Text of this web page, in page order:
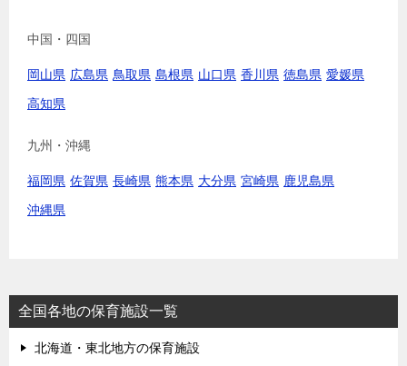
中国・四国
岡山県 広島県 鳥取県 島根県 山口県 香川県 徳島県 愛媛県
高知県
九州・沖縄
福岡県 佐賀県 長崎県 熊本県 大分県 宮崎県 鹿児島県
沖縄県
全国各地の保育施設一覧
北海道・東北地方の保育施設